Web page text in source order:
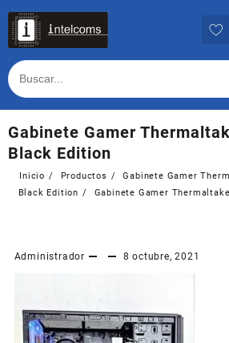
contenido
Gabinete Gamer
Black Edition
Inicio Productos
Gabinete Gamer
Black Edition
Gabinete Gamer
Administrador 8 octubre, 2021